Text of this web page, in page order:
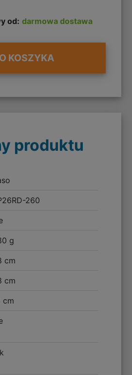
od: darmowa dostawa
KOSZYKA
produktu
260
g
cm
cm
cm